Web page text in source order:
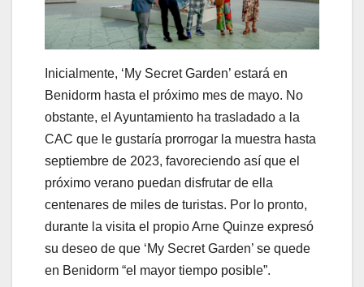
Inicialmente, ‘My Secret Garden’ estará en
Benidorm hasta el próximo mes de mayo. No
obstante, el Ayuntamiento ha trasladado a la
CAC que le gustaría prorrogar la muestra hasta
septiembre de 2023, favoreciendo así que el
próximo verano puedan disfrutar de ella
centenares de miles de turistas. Por lo pronto,
durante la visita el propio Arne Quinze expresó
su deseo de que ‘My Secret Garden’ se quede
en Benidorm “el mayor tiempo posible”.